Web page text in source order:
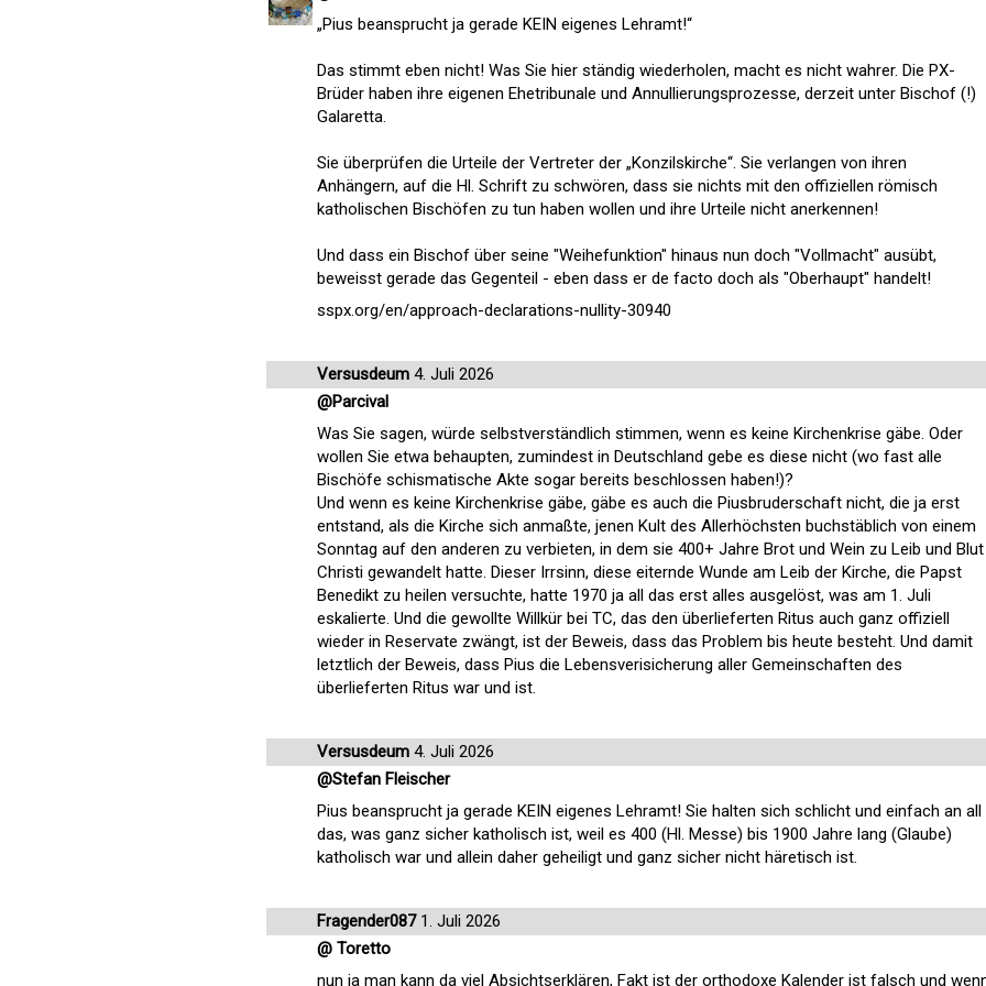
„Pius beansprucht ja gerade KEIN eigenes Lehramt!“
Das stimmt eben nicht! Was Sie hier ständig wiederholen, macht es nicht wahrer. Die PX-
Brüder haben ihre eigenen Ehetribunale und Annullierungsprozesse, derzeit unter Bischof (!)
Galaretta.
Sie überprüfen die Urteile der Vertreter der „Konzilskirche“. Sie verlangen von ihren
Anhängern, auf die Hl. Schrift zu schwören, dass sie nichts mit den offiziellen römisch
katholischen Bischöfen zu tun haben wollen und ihre Urteile nicht anerkennen!
Und dass ein Bischof über seine "Weihefunktion" hinaus nun doch "Vollmacht" ausübt,
beweisst gerade das Gegenteil - eben dass er de facto doch als "Oberhaupt" handelt!
sspx.org/en/approach-declarations-nullity-30940
Versusdeum 4. Juli 2026
@Parcival
Was Sie sagen, würde selbstverständlich stimmen, wenn es keine Kirchenkrise gäbe. Oder
wollen Sie etwa behaupten, zumindest in Deutschland gebe es diese nicht (wo fast alle
Bischöfe schismatische Akte sogar bereits beschlossen haben!)?
Und wenn es keine Kirchenkrise gäbe, gäbe es auch die Piusbruderschaft nicht, die ja erst
entstand, als die Kirche sich anmaßte, jenen Kult des Allerhöchsten buchstäblich von einem
Sonntag auf den anderen zu verbieten, in dem sie 400+ Jahre Brot und Wein zu Leib und Blut
Christi gewandelt hatte. Dieser Irrsinn, diese eiternde Wunde am Leib der Kirche, die Papst
Benedikt zu heilen versuchte, hatte 1970 ja all das erst alles ausgelöst, was am 1. Juli
eskalierte. Und die gewollte Willkür bei TC, das den überlieferten Ritus auch ganz offiziell
wieder in Reservate zwängt, ist der Beweis, dass das Problem bis heute besteht. Und damit
letztlich der Beweis, dass Pius die Lebensverisicherung aller Gemeinschaften des
überlieferten Ritus war und ist.
Versusdeum 4. Juli 2026
@Stefan Fleischer
Pius beansprucht ja gerade KEIN eigenes Lehramt! Sie halten sich schlicht und einfach an all
das, was ganz sicher katholisch ist, weil es 400 (Hl. Messe) bis 1900 Jahre lang (Glaube)
katholisch war und allein daher geheiligt und ganz sicher nicht häretisch ist.
Fragender0871. Juli 2026
@ Toretto
nun ja man kann da viel Absichtserklären, Fakt ist der orthodoxe Kalender ist falsch und